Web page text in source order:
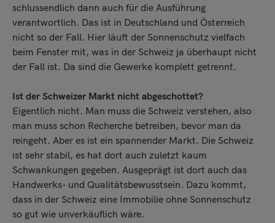
schlussendlich dann auch für die Ausführung
verantwortlich. Das ist in Deutschland und Österreich
nicht so der Fall. Hier läuft der Sonnenschutz vielfach
beim Fenster mit, was in der Schweiz ja überhaupt nicht
der Fall ist. Da sind die Gewerke komplett getrennt.
Ist der Schweizer Markt nicht abgeschottet?
Eigentlich nicht. Man muss die Schweiz verstehen, also
man muss schon Recherche betreiben, bevor man da
reingeht. Aber es ist ein spannender Markt. Die Schweiz
ist sehr stabil, es hat dort auch zuletzt kaum
Schwankungen gegeben. Ausgeprägt ist dort auch das
Handwerks- und Qualitätsbewusstsein. Dazu kommt,
dass in der Schweiz eine Immobilie ohne Sonnenschutz
so gut wie unverkäuflich wäre.